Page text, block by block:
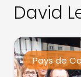
David
Pays de